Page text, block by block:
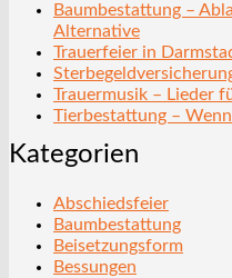
Baumbestattung –
Alternative
Trauerfeier in
Trauermusik – Lieder
Tierbestattung –
Kategorien
Abschiedsfeier
Baumbestattung
Beisetzungsform
Bessungen